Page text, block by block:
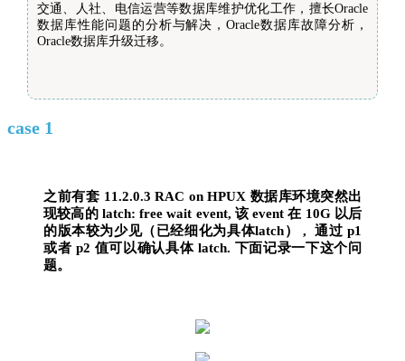
交通、人社、电信运营等数据库维护优化工作，擅长Oracle
数据库性能问题的分析与解决，Oracle数据库故障分析，
Oracle数据库升级迁移。
case 1
之前有套 11.2.0.3 RAC on HPUX 数据库环境突然出
现较高的 latch: free wait event, 该 event 在 10G 以后
的版本较为少见（已经细化为具体latch） , 通过 p1
或者 p2 值可以确认具体 latch. 下面记录一下这个问
题。